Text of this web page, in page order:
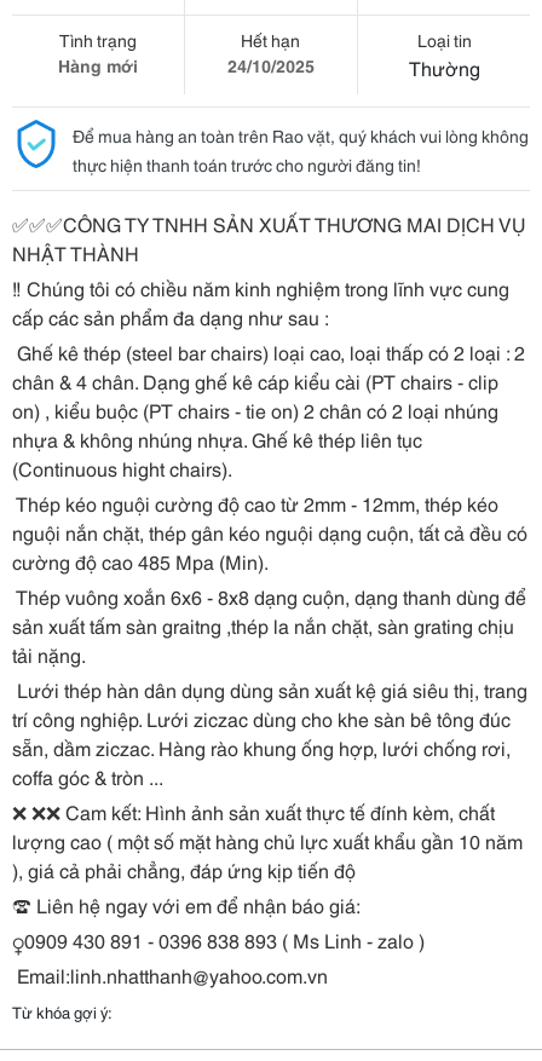
Tình trạng
Hàng mới
Hết hạn
24/10/2025
Loại tin
Thường
Để mua hàng an toàn trên Rao vặt, quý khách vui lòng không
thực hiện thanh toán trước cho người đăng tin!
✅✅✅CÔNG TY TNHH SẢN XUẤT THƯƠNG MAI DỊCH VỤ
NHẬT THÀNH
‼ Chúng tôi có chiều năm kinh nghiệm trong lĩnh vực cung
cấp các sản phẩm đa dạng như sau :
Ghế kê thép (steel bar chairs) loại cao, loại thấp có 2 loại : 2
chân & 4 chân. Dạng ghế kê cáp kiểu cài (PT chairs - clip
on) , kiểu buộc (PT chairs - tie on) 2 chân có 2 loại nhúng
nhựa & không nhúng nhựa. Ghế kê thép liên tục
(Continuous hight chairs).
Thép kéo nguội cường độ cao từ 2mm - 12mm, thép kéo
nguội nắn chặt, thép gân kéo nguội dạng cuộn, tất cả đều có
cường độ cao 485 Mpa (Min).
Thép vuông xoắn 6x6 - 8x8 dạng cuộn, dạng thanh dùng để
sản xuất tấm sàn graitng ,thép la nắn chặt, sàn grating chịu
tải nặng.
Lưới thép hàn dân dụng dùng sản xuất kệ giá siêu thị, trang
trí công nghiệp. Lưới ziczac dùng cho khe sàn bê tông đúc
sẵn, dầm ziczac. Hàng rào khung ống hợp, lưới chống rơi,
coffa góc & tròn ...
❌ ❌❌ Cam kết: Hình ảnh sản xuất thực tế đính kèm, chất
lượng cao ( một số mặt hàng chủ lực xuất khẩu gần 10 năm
), giá cả phải chẳng, đáp ứng kịp tiến độ
☎️ Liên hệ ngay với em để nhận báo giá:
‍♀️0909 430 891 - 0396 838 893 ( Ms Linh - zalo )
Email:linh.nhatthanh@yahoo.com.vn
Từ khóa gợi ý: